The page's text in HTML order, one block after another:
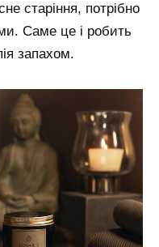
старіння, потрібно
Саме це і робить
запахом.